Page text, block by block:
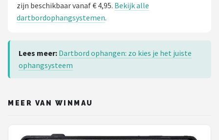
zijn beschikbaar vanaf € 4,95. Bekijk alle
dartbordophangsystemen.
Lees meer: Dartbord ophangen: zo kies je het juiste
ophangsysteem
MEER VAN WINMAU